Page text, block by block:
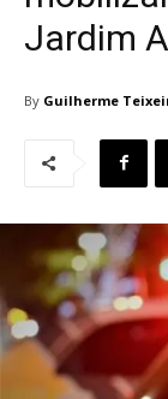
Jardim
By Guilherme